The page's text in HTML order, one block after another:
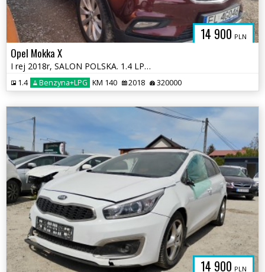
14 900 PLN
Opel Mokka X
I rej 2018r, SALON POLSKA. 1.4 LPG. Lekko uszkodzony lewy bok. Jeździ.
1.4 Benzyna+LPG KM 140 2018 320000
14 900 PLN